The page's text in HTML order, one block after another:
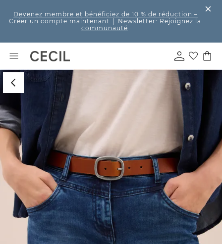
Devenez membre et bénéficiez de 10 % de réduction –
Créer un compte maintenant
Newsletter: Rejoignez la
communauté